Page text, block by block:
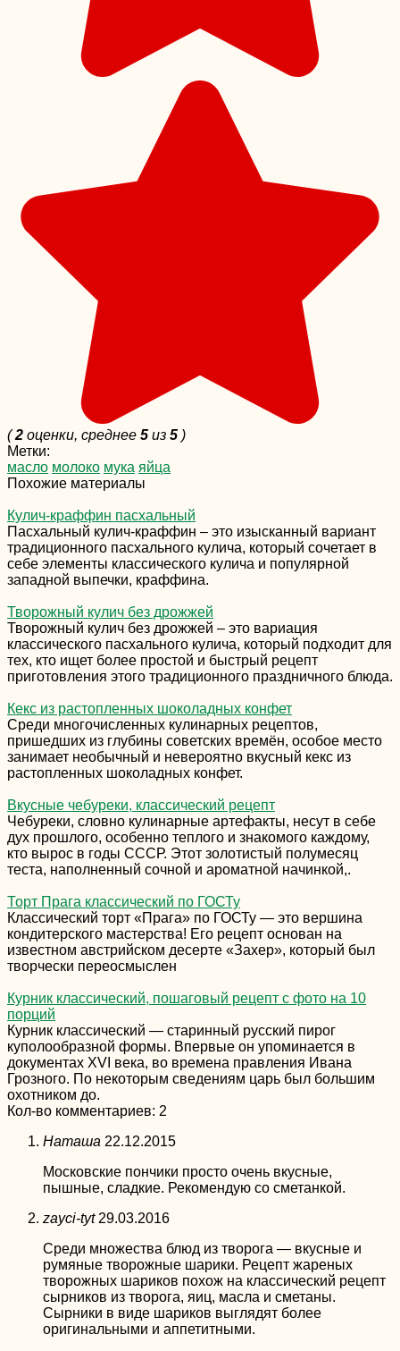
(2 оценки, среднее 5 из 5 )
Метки:
масло молоко мука яйца
Похожие материалы
Кулич-краффин пасхальный
Пасхальный кулич-краффин – это изысканный вариант
традиционного пасхального кулича, который сочетает в
себе элементы классического кулича и популярной
западной выпечки, краффина.
Творожный кулич без дрожжей
Творожный кулич без дрожжей – это вариация
классического пасхального кулича, который подходит для
тех, кто ищет более простой и быстрый рецепт
приготовления этого традиционного праздничного блюда.
Кекс из растопленных шоколадных конфет
Среди многочисленных кулинарных рецептов,
пришедших из глубины советских времён, особое место
занимает необычный и невероятно вкусный кекс из
растопленных шоколадных конфет.
Вкусные чебуреки, классический рецепт
Чебуреки, словно кулинарные артефакты, несут в себе
дух прошлого, особенно теплого и знакомого каждому,
кто вырос в годы СССР. Этот золотистый полумесяц
теста, наполненный сочной и ароматной начинкой,.
Торт Прага классический по ГОСТу
Классический торт «Прага» по ГОСТу — это вершина
кондитерского мастерства! Его рецепт основан на
известном австрийском десерте «Захер», который был
творчески переосмыслен
Курник классический, пошаговый рецепт с фото на 10
порций
Курник классический — старинный русский пирог
куполообразной формы. Впервые он упоминается в
документах XVI века, во времена правления Ивана
Грозного. По некоторым сведениям царь был большим
охотником до.
Кол-во комментариев: 2
Наташа 22.12.2015
Московские пончики просто очень вкусные,
пышные, сладкие. Рекомендую со сметанкой.
zayci-tyt 29.03.2016
Среди множества блюд из творога — вкусные и
румяные творожные шарики. Рецепт жареных
творожных шариков похож на классический рецепт
сырников из творога, яиц, масла и сметаны.
Сырники в виде шариков выглядят более
оригинальными и аппетитными.